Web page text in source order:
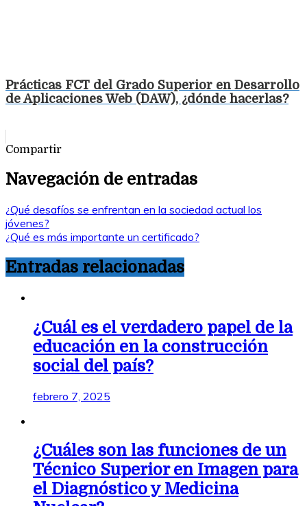
Prácticas FCT del Grado Superior en Desarrollo
de Aplicaciones Web (DAW), ¿dónde hacerlas?
Compartir
Navegación de entradas
¿Qué desafíos se enfrentan en la sociedad actual los
jóvenes?
¿Qué es más importante un certificado?
Entradas relacionadas
¿Cuál es el verdadero papel de la
educación en la construcción
social del país?
febrero 7, 2025
¿Cuáles son las funciones de un
Técnico Superior en Imagen para
el Diagnóstico y Medicina